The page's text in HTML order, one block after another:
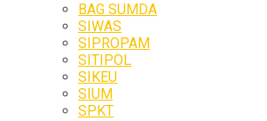
BAG SUMDA
SIWAS
SIPROPAM
SITIPOL
SIKEU
SIUM
SPKT